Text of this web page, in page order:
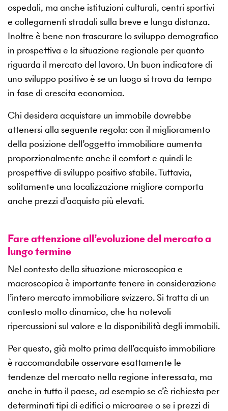
ospedali, ma anche istituzioni culturali, centri sportivi
e collegamenti stradali sulla breve e lunga distanza.
Inoltre è bene non trascurare lo sviluppo demografico
in prospettiva e la situazione regionale per quanto
riguarda il mercato del lavoro. Un buon indicatore di
uno sviluppo positivo è se un luogo si trova da tempo
in fase di crescita economica.
Chi desidera acquistare un immobile dovrebbe
attenersi alla seguente regola: con il miglioramento
della posizione dell’oggetto immobiliare aumenta
proporzionalmente anche il comfort e quindi le
prospettive di sviluppo positivo stabile. Tuttavia,
solitamente una localizzazione migliore comporta
anche prezzi d’acquisto più elevati.
Fare attenzione all’evoluzione del mercato a
lungo termine
Nel contesto della situazione microscopica e
macroscopica è importante tenere in considerazione
l’intero mercato immobiliare svizzero. Si tratta di un
contesto molto dinamico, che ha notevoli
ripercussioni sul valore e la disponibilità degli immobili.
Per questo, già molto prima dell’acquisto immobiliare
è raccomandabile osservare esattamente le
tendenze del mercato nella regione interessata, ma
anche in tutto il paese, ad esempio se c’è richiesta per
determinati tipi di edifici o microaree o se i prezzi di